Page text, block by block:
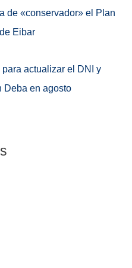
de «conservador» el Plan
Eibar
actualizar el DNI y
Deba en agosto